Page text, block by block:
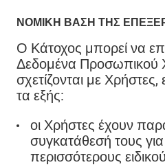
ΝΟΜΙΚΉ ΒΆΣΗ ΤΗΣ
Ο Κάτοχος μπορεί να
Δεδομένα Προσωπικού
σχετίζονται με
τα εξής:
οι Χρήστες έχουν
συγκατάθεσή τους
περισσότερους